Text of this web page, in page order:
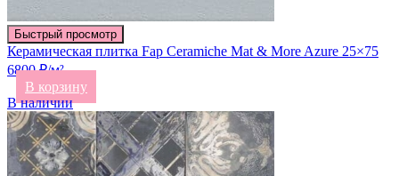
Быстрый просмотр
Керамическая плитка Fap Ceramiche Mat & More Azure 25×75
6800 ₽/м²
В корзину
В наличии